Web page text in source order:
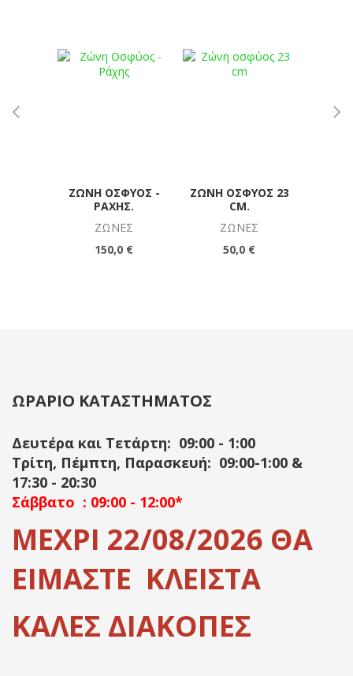
ΖΏΝΗ ΟΣΦΎΟΣ -
ΡΆΧΗΣ.
ΖΏΝΕΣ
150,0 €
ΖΏΝΗ ΟΣΦΎΟΣ 23
CM.
ΖΏΝΕΣ
50,0 €
ΩΡΑΡΙΟ ΚΑΤΑΣΤΗΜΑΤΟΣ
Δευτέρα και Τετάρτη: 09:00 - 1:00
Τρίτη, Πέμπτη, Παρασκευή: 09:00-1:00 &
17:30 - 20:30
Σάββατο : 09:00 - 12:00*
ΜΕΧΡΙ 22/08/2026 ΘΑ
ΕΙΜΑΣΤΕ ΚΛΕΙΣΤΑ
ΚΑΛΕΣ ΔΙΑΚΟΠΕΣ